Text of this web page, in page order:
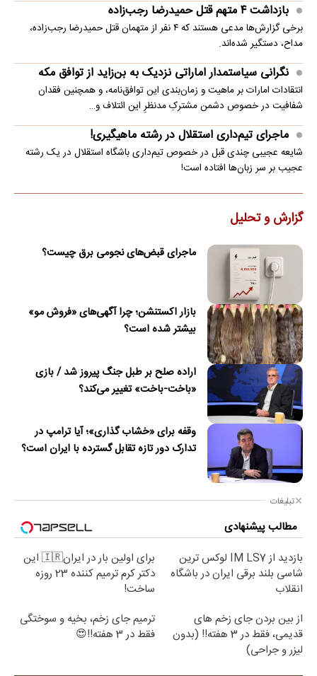
بازداشت ۴ متهم قتل حمیدرضا رجب‌زاده
برخی گزارش‌ها مدعی هستند که ۴ نفر از متهمان قتل حمیدرضا رجب‌زاده،
مداح، دستگیر شده‌اند.
نگرانی سیاستمدار اماراتی نزدیک به بن‌زاید از توافق مکه
انتقادات امارات بر ماهیت و زمان‌بندی این توافق‌نامه، و همچنین فقدان
شفافیت در خصوص دشمن مشترکِ مدنظرِ این ائتلاف و…
ماجرای تیم‌داری استقلال در رشته ماهیگیری!
شایعه عجیبی چندی قبل در خصوص تیم‌داری باشگاه استقلال در یک رشته
عجیب بر سر زبان‌ها افتاده است!
گزارش و تحلیل
ماجرای قبض‌های نجومی برق چیست؟
بازار اکستنشن؛ چرا آگهی‌های «فروش مو»
بیشتر شده است؟
اراده صلح بر طبل جنگ پیروز شد / بازی
«باخت-باخت» تغییر می‌کند؟
وقفه برای «خشاب گذاری»؛ آیا ترامپ در
تدارک دور تازه تقابل گسترده با ایران است؟
تبلیغات
مطالب پیشنهادی
بازدید از IM LS7 لوکس ترین
شاسی بلند برقی ایران در باشگاه
انقلاب
برای اولین بار در ایران🇮🇷 این
دکتر کرم ترمیم کننده 23 روزه
ساخت!
از بین بردن جای زخم های
قدیمی، فقط در 3 هفته!! (بدون
لیزر و جراحی)
ترمیم جای زخم، بخیه و سوختگی
فقط در 3 هفته!!😍